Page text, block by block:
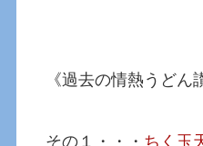
《過去の情熱うどん
その１・・・ ちく玉